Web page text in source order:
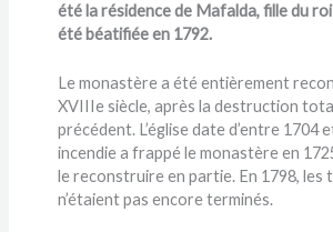
été la résidence de Mafalda, fille du
été béatifiée en 1792.
Le monastère a été entièrement
XVIIIe siècle, après la destruction
précédent. L’église date d’entre 1704
incendie a frappé le monastère en
le reconstruire en partie. En 1798, les
n’étaient pas encore terminés.